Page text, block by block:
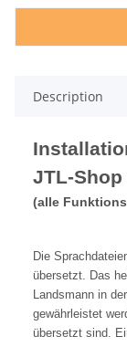
Description
JTL-Shop
(alle
Die
übersetzt. Das
Landsmann in
gewährleistet
übersetzt sind.